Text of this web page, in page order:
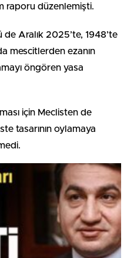
raporu düzenlemişti.
de Aralık 2025’te, 1948’te
mescitlerden ezanın
öngören yasa
için Meclisten de
tasarının oylamaya